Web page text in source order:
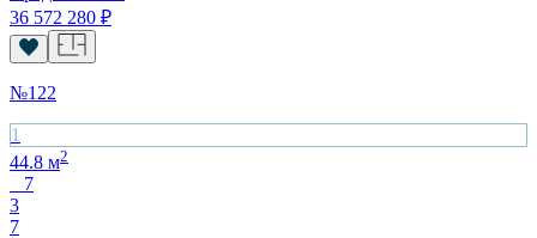
36 572 280 ₽
№122
1
44.8 м2
7
3
7